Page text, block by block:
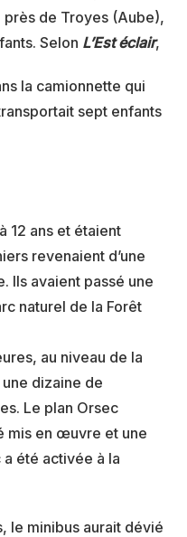
près de Troyes (Aube),
Selon L’Est éclair,
la camionnette qui
sept enfants
12 ans et étaient
revenaient d’une
Ils avaient passé une
naturel de la Forêt
au niveau de la
dizaine de
Le plan Orsec
mis en œuvre et une
été activée à la
le minibus aurait dévié